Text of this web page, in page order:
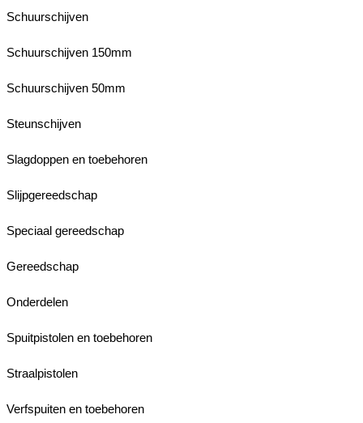
Schuurschijven
Schuurschijven 150mm
Schuurschijven 50mm
Steunschijven
Slagdoppen en toebehoren
Slijpgereedschap
Speciaal gereedschap
Gereedschap
Onderdelen
Spuitpistolen en toebehoren
Straalpistolen
Verfspuiten en toebehoren